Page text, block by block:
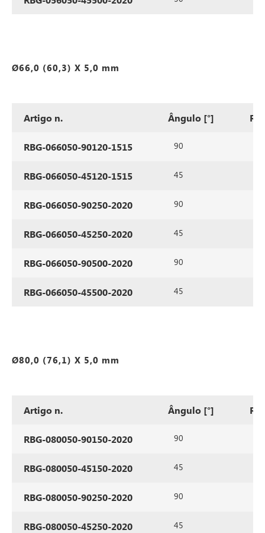
Ø66,0 (60,3) X 5,0 mm
Artigo n. Ângulo [°]
RBG-066050-90120-1515 90
RBG-066050-45120-1515 45
RBG-066050-90250-2020 90
RBG-066050-45250-2020 45
RBG-066050-90500-2020 90
RBG-066050-45500-2020 45
Ø80,0 (76,1) X 5,0 mm
Artigo n. Ângulo [°]
RBG-080050-90150-2020 90
RBG-080050-45150-2020 45
RBG-080050-90250-2020 90
RBG-080050-45250-2020 45